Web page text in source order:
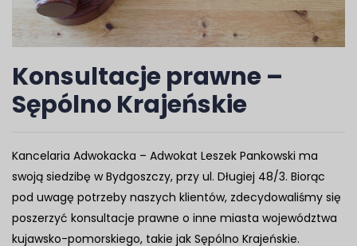
Konsultacje prawne –
Sępólno Krajeńskie
Kancelaria Adwokacka – Adwokat Leszek Pankowski ma
swoją siedzibę w Bydgoszczy, przy ul. Długiej 48/3. Biorąc
pod uwagę potrzeby naszych klientów, zdecydowaliśmy się
poszerzyć konsultacje prawne o inne miasta województwa
kujawsko-pomorskiego, takie jak Sępólno Krajeńskie.